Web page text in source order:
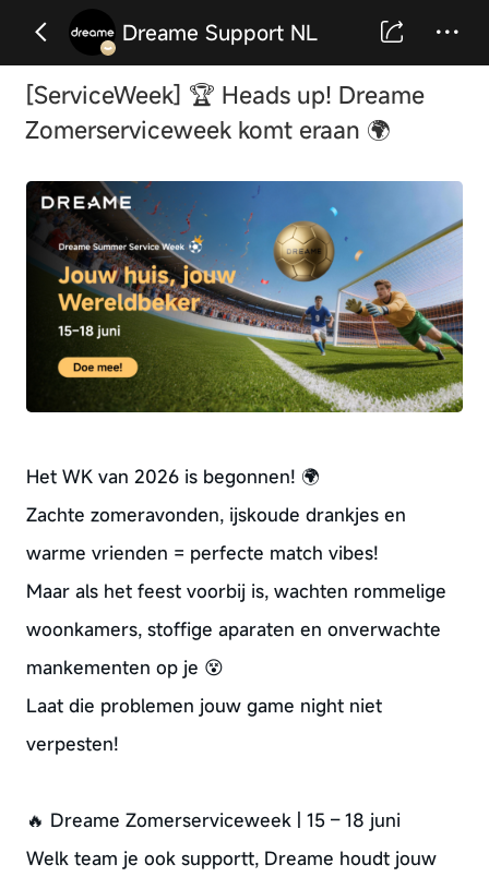
Dreame Support NL
[ServiceWeek] 🏆 Heads up! Dreame
Zomerserviceweek komt eraan 🌍
Het WK van 2026 is begonnen! 🌍
Zachte zomeravonden, ijskoude drankjes en
warme vrienden = perfecte match vibes!
Maar als het feest voorbij is, wachten rommelige
woonkamers, stoffige aparaten en onverwachte
mankementen op je 😵
Laat die problemen jouw game night niet
verpesten!
🔥 Dreame Zomerserviceweek | 15 – 18 juni
Welk team je ook supportt, Dreame houdt jouw